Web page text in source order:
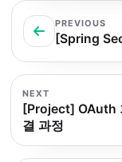
PREVIOUS
[Spring
NEXT
[Project] OAuth
결 과정